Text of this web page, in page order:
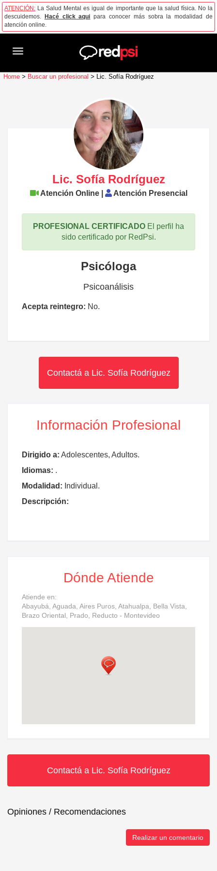
ATENCIÓN: La Salud Mental es igual de importante que la salud física. No la
descuidemos.
Hacé click aqui para conocer más sobra la modalidad de
atención online.
Toggle
Home > Buscar un profesional > Lic. Sofía Rodríguez
Lic. Sofía Rodríguez
Atención Online | Atención Presencial
PROFESIONAL CERTIFICADO El perfil ha
sido certificado por RedPsi.
Psicóloga
Psicoanálisis
Acepta reintegro: No.
Contactá a Lic. Sofía Rodríguez
Información Profesional
Dirigido a: Adolescentes, Adultos.
Idiomas: .
Modalidad: Individual.
Descripción:
Dónde Atiende
Atiende en:
Abayubá, Aguada, Aires Puros, Atahualpa, Bella Vista,
Brazo Oriental, Prado, Reducto - Montevideo
Contactá a Lic. Sofía Rodríguez
Opiniones / Recomendaciones
Realizar un comentario